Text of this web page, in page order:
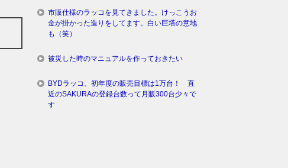
市販仕様のラッコを見てきました。けっこうお
金が掛かった造りをしてます。白い巨塔の意地
も（笑）
被災した時のマニュアルを作っておきたい
BYDラッコ、初年度の販売目標は1万台！ 直
近のSAKURAの登録台数って月販300台少々で
す